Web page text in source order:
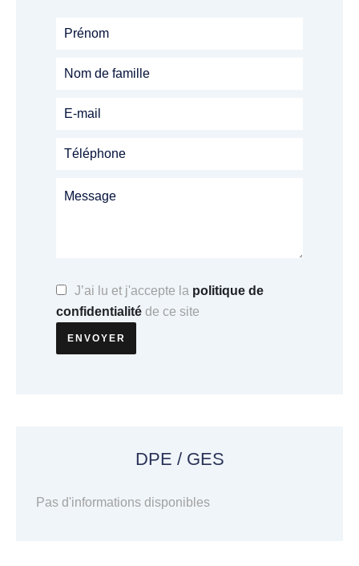
J’ai lu et j'accepte la politique de
confidentialité de ce site
ENVOYER
DPE / GES
Pas d'informations disponibles